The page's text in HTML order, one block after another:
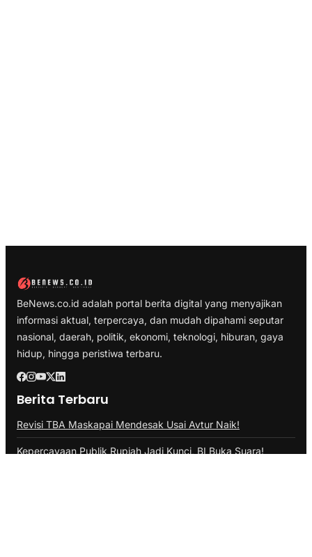
BeNews.co.id adalah portal berita digital yang menyajikan
informasi aktual, terpercaya, dan mudah dipahami seputar
nasional, daerah, politik, ekonomi, teknologi, hiburan, gaya
hidup, hingga peristiwa terbaru.
Berita Terbaru
Revisi TBA Maskapai Mendesak Usai Avtur Naik!
Kepercayaan Publik Rupiah Jadi Kunci, BI Buka Suara!